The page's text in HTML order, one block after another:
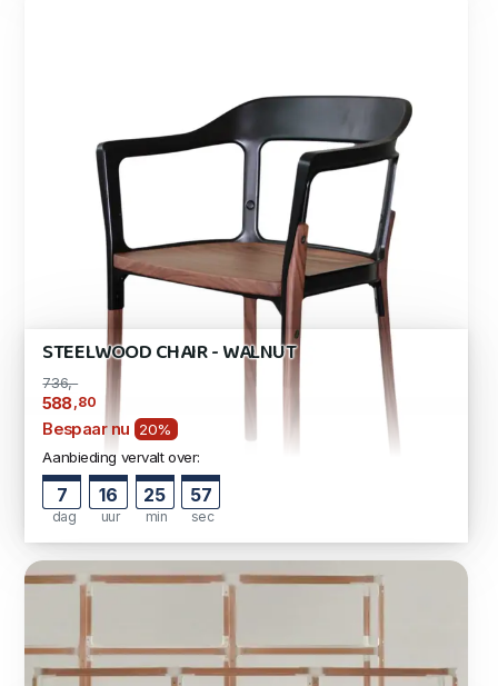
STEELWOOD CHAIR - WALNUT
736,-
588 ,80
Bespaar nu
20%
Aanbieding vervalt over:
7
dag
16
uur
25
min
56
sec